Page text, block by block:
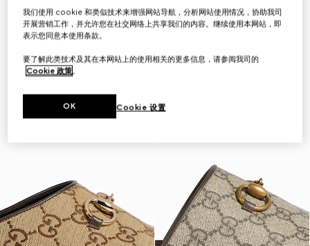
我们使用 cookie 和类似技术来增强网站导航，分析网站使用情况，协助我司
开展营销工作，并允许您在社交网络上共享我们的内容。继续使用本网站，即
表示您同意本使用条款。
要了解此类技术及其在本网站上的使用相关的更多信息，请参阅我司的
Cookie 政策。
Cookie 设置
OK